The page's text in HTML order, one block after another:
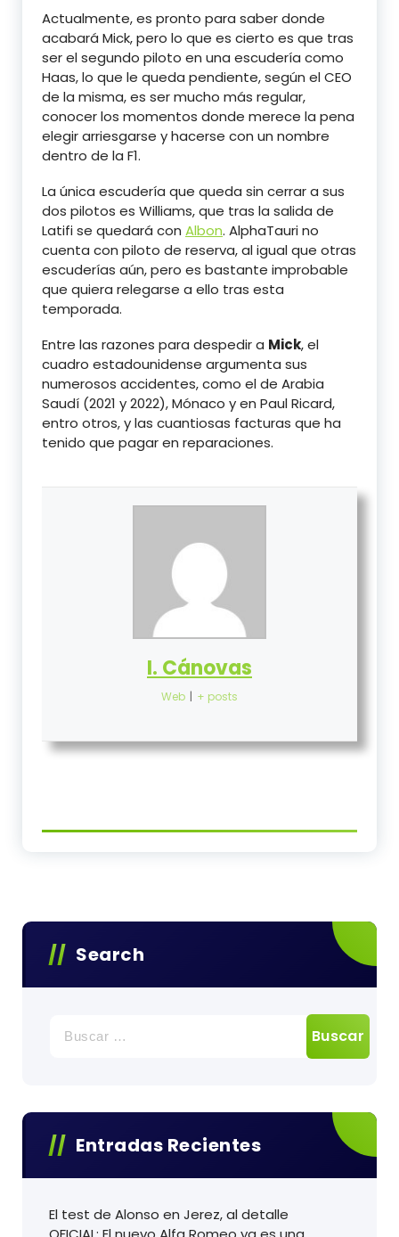
Actualmente, es pronto para saber donde
acabará Mick, pero lo que es cierto es que tras
ser el segundo piloto en una escudería como
Haas, lo que le queda pendiente, según el CEO
de la misma, es ser mucho más regular,
conocer los momentos donde merece la pena
elegir arriesgarse y hacerse con un nombre
dentro de la F1.
La única escudería que queda sin cerrar a sus
dos pilotos es Williams, que tras la salida de
Latifi se quedará con Albon. AlphaTauri no
cuenta con piloto de reserva, al igual que otras
escuderías aún, pero es bastante improbable
que quiera relegarse a ello tras esta
temporada.
Entre las razones para despedir a Mick, el
cuadro estadounidense argumenta sus
numerosos accidentes, como el de Arabia
Saudí (2021 y 2022), Mónaco y en Paul Ricard,
entro otros, y las cuantiosas facturas que ha
tenido que pagar en reparaciones.
I. Cánovas
Web | + posts
Search
Entradas Recientes
El test de Alonso en Jerez, al detalle